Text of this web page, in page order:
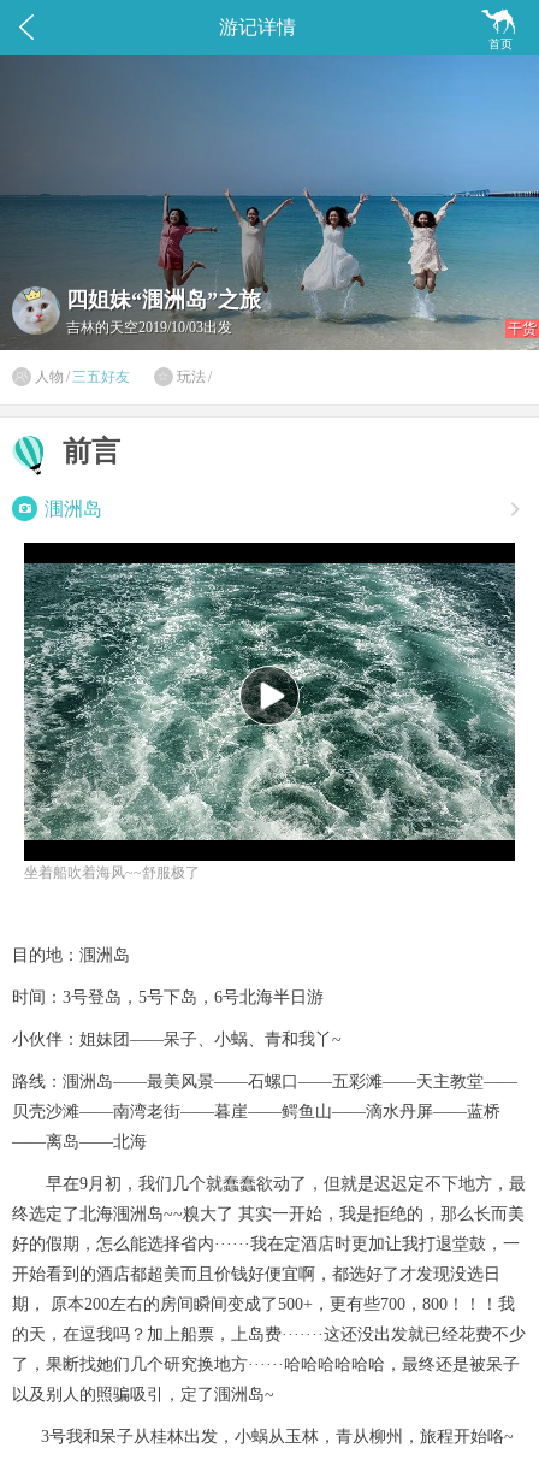
 
首页
游记详情
四姐妹“涠洲岛”之旅
吉林的天空2019/10/03出发 干货
 人物 / 三五好友  玩法 /
前言
 涠洲岛 
P
l
a
i
d
e
o
坐着船吹着海风~~舒服极了
目的地：涠洲岛
时间：3号登岛，5号下岛，6号北海半日游
小伙伴：姐妹团——呆子、小蜗、青和我丫~
路线：涠洲岛——最美风景——石螺口——五彩滩——天主教堂——
贝壳沙滩——南湾老街——暮崖——鳄鱼山——滴水丹屏——蓝桥
——离岛——北海
早在9月初，我们几个就蠢蠢欲动了，但就是迟迟定不下地方，最
终选定了北海涠洲岛~~糗大了 其实一开始，我是拒绝的，那么长而美
好的假期，怎么能选择省内······我在定酒店时更加让我打退堂鼓，一
开始看到的酒店都超美而且价钱好便宜啊，都选好了才发现没选日
期， 原本200左右的房间瞬间变成了500+，更有些700，800！！！我
的天，在逗我吗？加上船票，上岛费·······这还没出发就已经花费不少
了，果断找她们几个研究换地方······哈哈哈哈哈哈，最终还是被呆子
以及别人的照骗吸引，定了涠洲岛~
3号我和呆子从桂林出发，小蜗从玉林，青从柳州，旅程开始咯~